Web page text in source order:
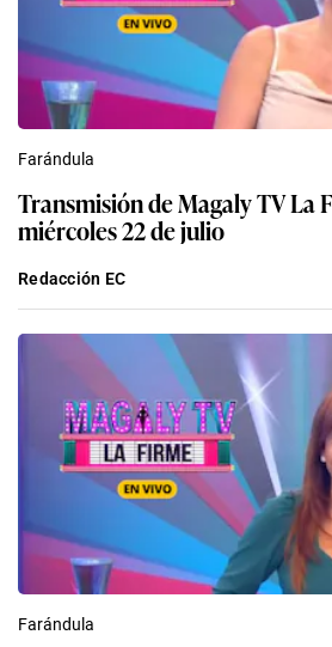
Farándula
Transmisión de Magaly TV La
miércoles 22 de julio
Redacción EC
Farándula